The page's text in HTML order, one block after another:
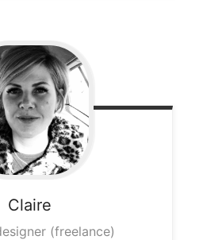
Claire
(freelance)